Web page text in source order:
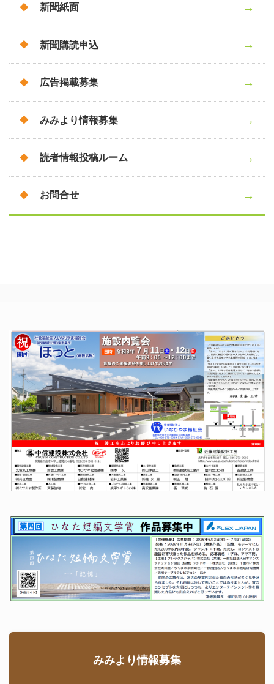
新聞紙面
新聞購読申込
広告掲載募集
みみより情報募集
読者情報投稿ルーム
お問合せ
みみより情報募集